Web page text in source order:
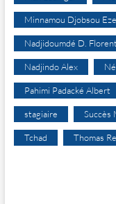
Minnamou Djobsou
Nadjidoumdé D. Florent
Nadjindo Alex
Pahimi Padacké Albert
stagiaire Succès
Tchad Thomas